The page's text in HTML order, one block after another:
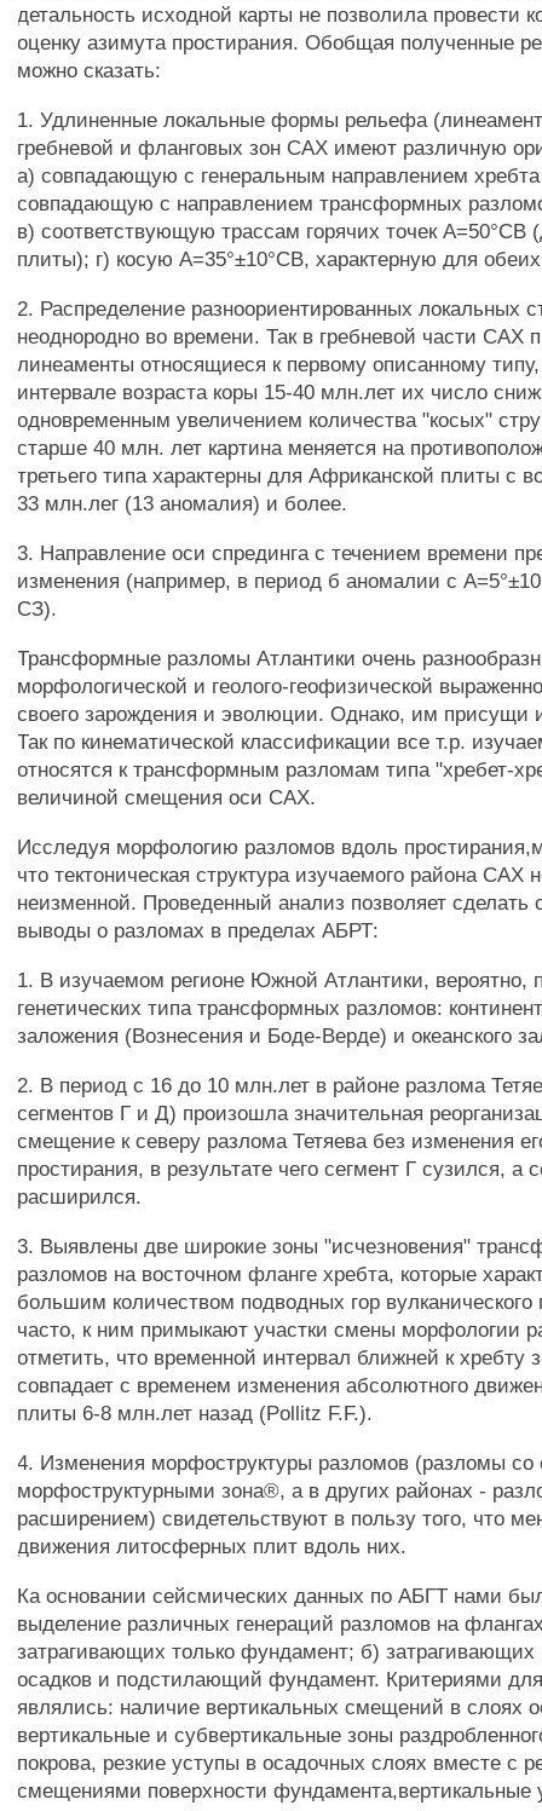
детальность исходной карты не позволила провести
оценку азимута простирания. Обобщая полученные
можно сказать:
1. Удлиненные локальные формы рельефа
гребневой и фланговых зон САХ имеют различную
а) совпадающую с генеральным направлением
совпадающую с направлением трансформных
в) соответствующую трассам горячих точек А=50°СВ
плиты); г) косую А=35°±10°СВ, характерную для
2. Распределение разноориентированных локальных
неоднородно во времени. Так в гребневой части САХ
линеаменты относящиеся к первому описанному
интервале возраста коры 15-40 млн.лет их число
одновременным увеличением количества "косых"
старше 40 млн. лет картина меняется на
третьего типа характерны для Африканской плиты с
33 млн.лег (13 аномалия) и более.
3. Направление оси спрединга с течением времени
изменения (например, в период б аномалии с
СЗ).
Трансформные разломы Атлантики очень
морфологической и геолого-геофизической
своего зарождения и эволюции. Однако, им присущи
Так по кинематической классификации все т.р.
относятся к трансформным разломам типа "хребет-
величиной смещения оси САХ.
Исследуя морфологию разломов вдоль
что тектоническая структура изучаемого района САХ
неизменной. Проведенный анализ позволяет
выводы о разломах в пределах АБРТ:
1. В изучаемом регионе Южной Атлантики, вероятно,
генетических типа трансформных разломов:
заложения (Вознесения и Боде-Верде) и океанского
2. В период с 16 до 10 млн.лет в районе разлома
сегментов Г и Д) произошла значительная
смещение к северу разлома Тетяева без изменения
простирания, в результате чего сегмент Г сузился, а
расширился.
3. Выявлены две широкие зоны "исчезновения"
разломов на восточном фланге хребта, которые
большим количеством подводных гор
часто, к ним примыкают участки смены морфологии
отметить, что временной интервал ближней к хребту
совпадает с временем изменения абсолютного
плиты 6-8 млн.лет назад (Pollitz F.F.).
4. Изменения морфоструктуры разломов (разломы
морфоструктурными зона®, а в других районах -
расширением) свидетельствуют в пользу того, что
движения литосферных плит вдоль них.
Ка основании сейсмических данных по АБГТ нами
выделение различных генераций разломов на
затрагивающих только фундамент; б)
осадков и подстилающий фундамент. Критериями
являлись: наличие вертикальных смещений в слоях
вертикальные и субвертикальные зоны
покрова, резкие уступы в осадочных слоях вместе с
смещениями поверхности фундамента,вертикальные